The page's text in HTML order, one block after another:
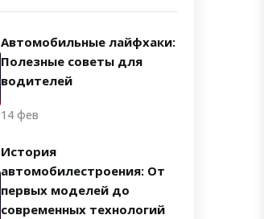
Автомобильные лайфхаки:
Полезные советы для
водителей
14 фев
История
автомобилестроения: От
первых моделей до
современных технологий